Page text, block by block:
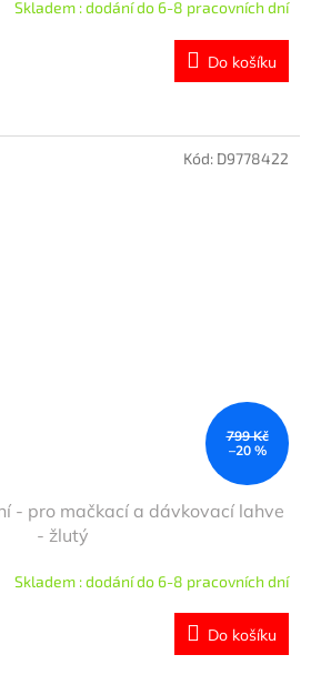
Skladem : dodání do 6-8 pracovních dní
Do košíku
799 Kč
–20 %
- pro mačkací a dávkovací lahve
- žlutý
Skladem : dodání do 6-8 pracovních dní
Do košíku
Kód: D9778422